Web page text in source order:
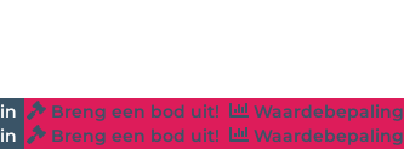
Breng een bod uit!
Waardebepaling
Breng een bod uit! Waardebepaling